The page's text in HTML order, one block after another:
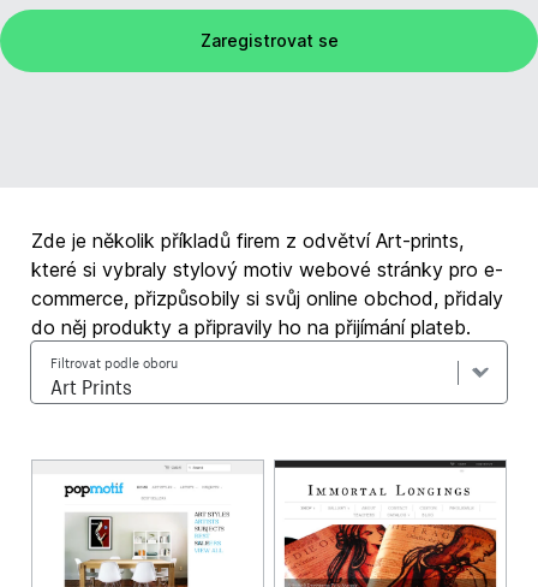
Zaregistrovat se
Zde je několik příkladů firem z odvětví Art-prints,
které si vybraly stylový motiv webové stránky pro e-
commerce, přizpůsobily si svůj online obchod, přidaly
do něj produkty a připravily ho na přijímání plateb.
Filtrovat podle oboru